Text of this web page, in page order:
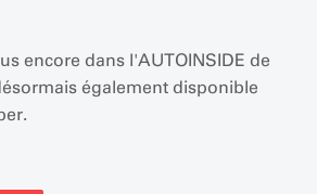
encore dans l'AUTOINSIDE de
également disponible